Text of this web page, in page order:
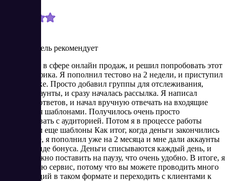
Пользователь рекомендует
Я работаю в сфере онлайн продаж, и решил попробовать этот
поток трафика. Я пополнил тестово на 2 недели, и приступил
к настройке. Просто добавил группы для отслеживания,
купил аккаунты, и сразу началась рассылка. Я написал
шаблоны ответов, и начал вручную отвечать на входящие
сообщения шаблонами. Получилось очень просто
разговаривать с аудиторией. Потом я в процессе работы
дописывал еще шаблоны Как итог, когда деньги закончились
на балансе, я пополнил уже на 2 месяца и мне дали аккаунты
и 10% в виде бонуса. Деньги списываются каждый день, и
сервис можно поставить на паузу, что очень удобно. В итоге, я
рекомендую сервис, потому что вы можете проводить много
консультаций в таком формате и переходить с клиентами к